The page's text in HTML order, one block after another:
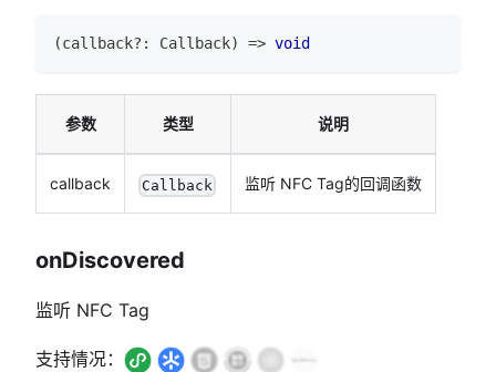
(callback? : Callback) => void
参数 类型 说明
callback Callback 监听 NFC Tag的回调函数
onDiscovered
监听 NFC Tag
支持情况：